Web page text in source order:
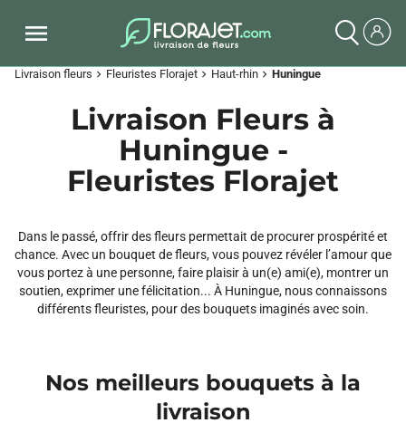
Livraison fleurs chevron_right Fleuristes Florajet chevron_right Haut-rhin chevron_right Huningue
Livraison Fleurs à
Huningue -
Fleuristes Florajet
Dans le passé, offrir des fleurs permettait de procurer prospérité et
chance. Avec un bouquet de fleurs, vous pouvez révéler l’amour que
vous portez à une personne, faire plaisir à un(e) ami(e), montrer un
soutien, exprimer une félicitation... À Huningue, nous connaissons
différents fleuristes, pour des bouquets imaginés avec soin.
Nos meilleurs bouquets à la
livraison